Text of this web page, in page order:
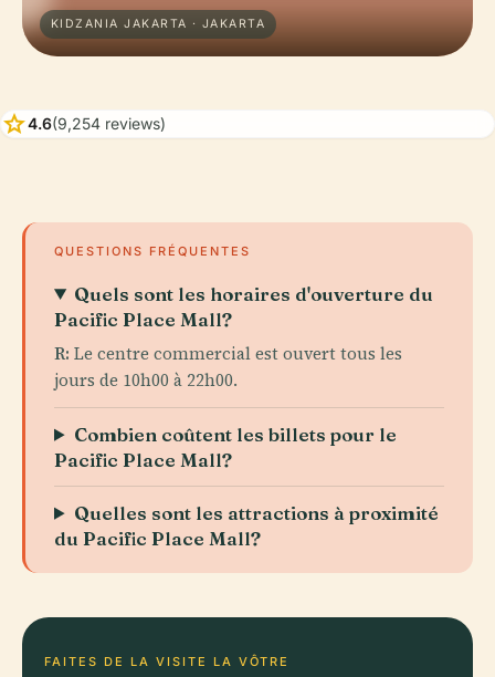
KIDZANIA JAKARTA · JAKARTA
star4.6(9,254 reviews)
QUESTIONS FRÉQUENTES
Quels sont les horaires d'ouverture du
Pacific Place Mall?
R: Le centre commercial est ouvert tous les
jours de 10h00 à 22h00.
Combien coûtent les billets pour le
Pacific Place Mall?
Quelles sont les attractions à proximité
du Pacific Place Mall?
FAITES DE LA VISITE LA VÔTRE